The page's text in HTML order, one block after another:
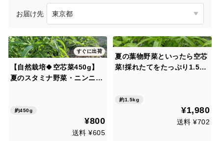
お届け先
すぐに出荷
【自然栽培🍀空芯菜450g】
夏のスタミナ野菜・ニンニク
約450g
¥800
送料 ¥605
夏の葉物野菜といったら空芯
菜!採れたてをたっぷり1.5kg
約1.5kg
¥1,980
送料 ¥702